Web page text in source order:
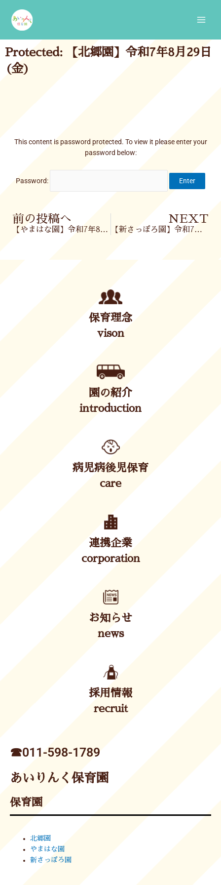
content
Protected: 【北郷園】令和7年8月29日
(金)
This content is password protected. To view it please enter your
password below:
Password:
Prev
前の投稿へ
【やまはな園】令和7年8月28日（木）
NEXT
【新さっぽろ園】令和7年8月29日(金)
保育理念
vison
園の紹介
introduction
病児病後児保育
care
連携企業
corporation
お知らせ
news
採用情報
recruit
☎︎011-598-1789
あいりんく保育園
保育園
北郷園
やまはな園
新さっぽろ園